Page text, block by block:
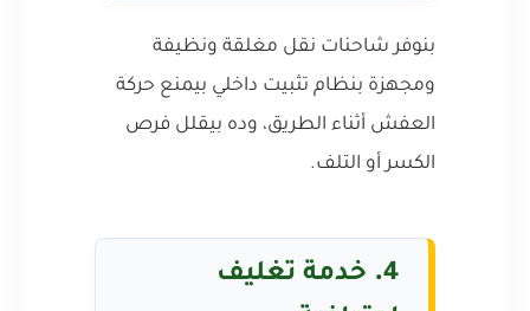
بنوفر شاحنات نقل مغلقة ونظيفة
ومجهزة بنظام تثبيت داخلي بيمنع حركة
العفش أثناء الطريق، وده بيقلل فرص
الكسر أو التلف.
4.
خدمة تغليف